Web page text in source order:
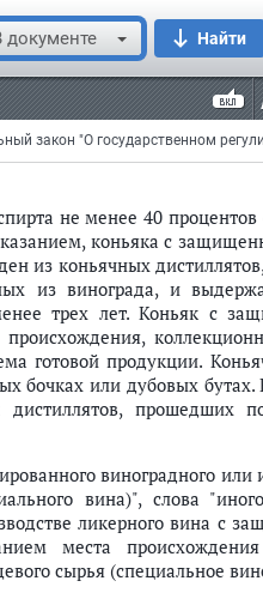
документе Найти
", коньяк";
не менее 40
коньяка с
из коньячных
из винограда, и
трех лет. Коньяк с
готовой продукции.
бочках или дубовых
прошедших
виноградного или
вина)", слова
ликерного вина с
места происхождения
сырья (специальное